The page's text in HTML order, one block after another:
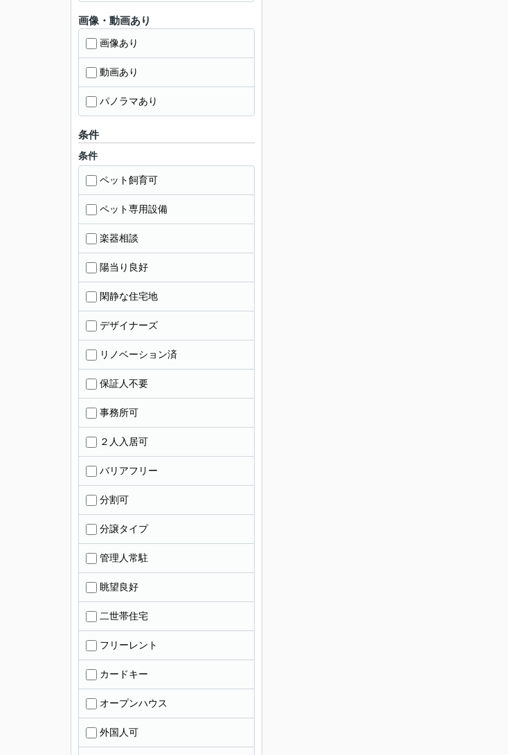
画像・動画あり
画像あり
動画あり
パノラマあり
条件
条件
ペット飼育可
ペット専用設備
楽器相談
陽当り良好
閑静な住宅地
デザイナーズ
リノベーション済
保証人不要
事務所可
２人入居可
バリアフリー
分割可
分譲タイプ
管理人常駐
眺望良好
二世帯住宅
フリーレント
カードキー
オープンハウス
外国人可